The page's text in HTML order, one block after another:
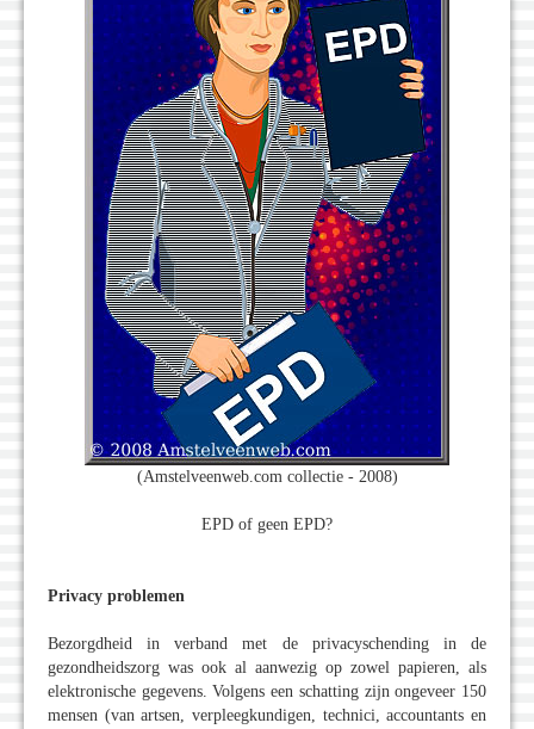
(Amstelveenweb.com collectie - 2008)
EPD of geen EPD?
Privacy problemen
Bezorgdheid in verband met de privacyschending in de
gezondheidszorg was ook al aanwezig op zowel papieren, als
elektronische gegevens. Volgens een schatting zijn ongeveer 150
mensen (van artsen, verpleegkundigen, technici, accountants en